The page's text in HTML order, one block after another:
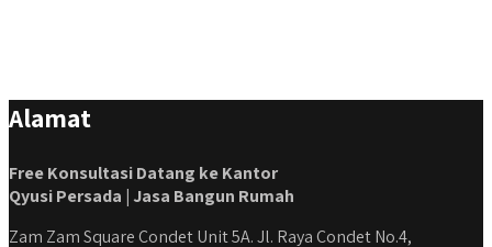
Alamat
Free Konsultasi Datang ke Kantor
Qyusi Persada | Jasa Bangun Rumah
Zam Zam Square Condet Unit 5A. Jl. Raya Condet No.4,